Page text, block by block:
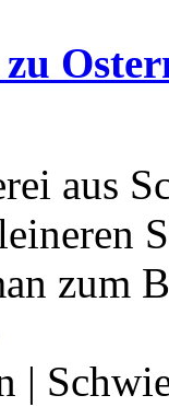
zu
aus
zum
|